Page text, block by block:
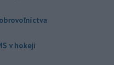
v hokeji